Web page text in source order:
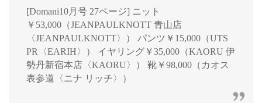
[Domani10月号 27ページ] ニット
￥53,000（JEANPAULKNOTT 青山店
〈JEANPAULKNOTT〉） パンツ￥15,000（UTS
PR〈EARIH〉） イヤリング￥35,000（KAORU 伊
勢丹新宿本店〈KAORU〉） 靴￥98,000（カオス
表参道〈ニナ リッチ〉）